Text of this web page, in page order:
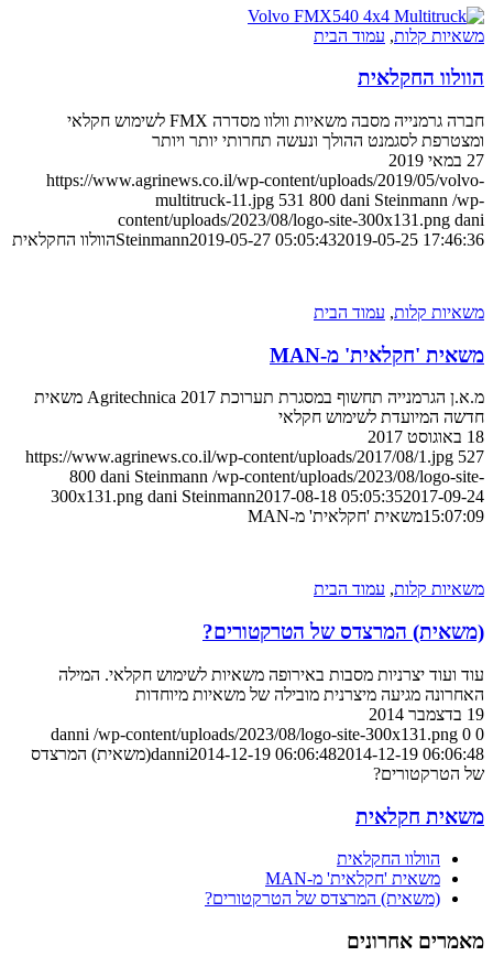
משאיות קלות, עמוד הבית
הוולוו החקלאית
חברה גרמנייה מסבה משאיות וולוו מסדרה FMX לשימוש חקלאי
ומצטרפת לסגמנט ההולך ונעשה תחרותי יותר ויותר
27 במאי 2019
https://www.agrinews.co.il/wp-content/uploads/2019/05/volvo-
multitruck-11.jpg 531 800 dani Steinmann /wp-
content/uploads/2023/08/logo-site-300x131.png dani
Steinmann2019-05-27 05:05:432019-05-25 17:46:36 הוולוו החקלאית
משאיות קלות, עמוד הבית
משאית 'חקלאית' מ-MAN
מ.א.ן הגרמנייה תחשוף במסגרת תערוכת Agritechnica 2017 משאית
חדשה המיועדת לשימוש חקלאי
18 באוגוסט 2017
https://www.agrinews.co.il/wp-content/uploads/2017/08/1.jpg 527
800 dani Steinmann /wp-content/uploads/2023/08/logo-site-
300x131.png dani Steinmann2017-08-18 05:05:352017-09-24
15:07:09משאית 'חקלאית' מ-MAN
משאיות קלות, עמוד הבית
(משאית) המרצדס של הטרקטורים?
עוד ועוד יצרניות מסבות באירופה משאיות לשימוש חקלאי. המילה
האחרונה מגיעה מיצרנית מובילה של משאיות מיוחדות
19 בדצמבר 2014
0
0
danni /wp-content/uploads/2023/08/logo-site-300x131.png
danni2014-12-19 06:06:482014-12-19 06:06:48
(משאית) המרצדס
של הטרקטורים?
משאית חקלאית
הוולוו החקלאית
משאית 'חקלאית' מ-MAN
(משאית) המרצדס של הטרקטורים?
מאמרים אחרונים